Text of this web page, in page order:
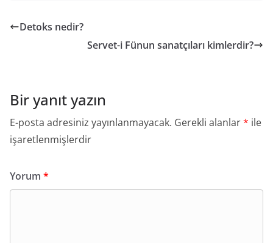
Detoks nedir?
Servet-i Fünun sanatçıları kimlerdir?
Bir yanıt yazın
E-posta adresiniz yayınlanmayacak. Gerekli alanlar* ile
işaretlenmişlerdir
Yorum *